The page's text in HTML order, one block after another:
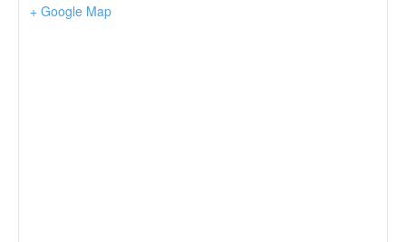
+ Google Map